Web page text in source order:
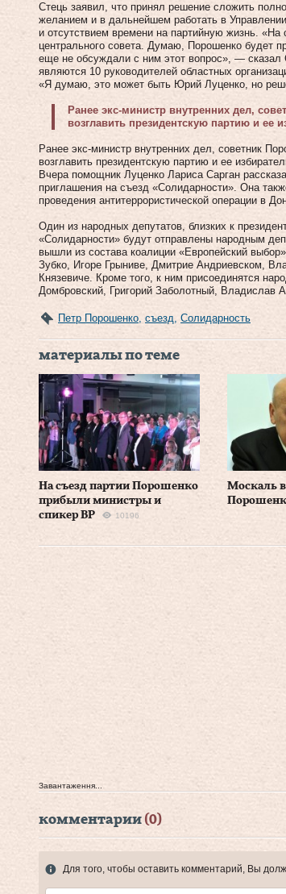
Стець заявил, что принял решение сложить
желанием и в дальнейшем работать в
и отсутствием времени на партийную жизнь. «На
центрального совета. Думаю, Порошенко будет
еще не обсуждали с ним этот вопрос», — сказал
являются 10 руководителей областных
«Я думаю, это может быть Юрий Луценко, но
Ранее экс-министр внутренних дел,
возглавить президентскую партию и ее
Ранее экс-министр внутренних дел, советник
возглавить президентскую партию и ее
Вчера помощник Луценко Лариса Сарган
приглашения на съезд «Солидарности». Она
проведения антитеррористической операции в
Один из народных депутатов, близких к
«Солидарности» будут отправлены народным
вышли из состава коалиции «Европейский
Зубко, Игоре Грыниве, Дмитрие Андриевском,
Князевиче. Кроме того, к ним присоединятся
Домбровский, Григорий Заболотный, Владислав
Петр Порошенко, съезд, Солидарность
материалы по теме
На съезд партии Порошенко
прибыли министры и
спикер ВР
10196
Москаль
Завантаження...
комментарии (0)
Для того, чтобы оставить комментарий, Вы